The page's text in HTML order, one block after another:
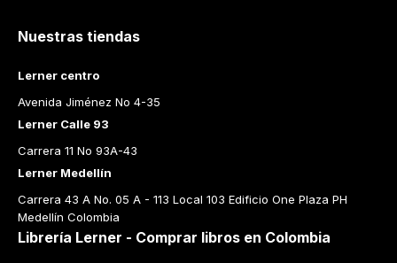
Nuestras tiendas
Lerner centro
Avenida Jiménez No 4-35
Lerner Calle 93
Carrera 11 No 93A-43
Lerner Medellín
Carrera 43 A No. 05 A - 113 Local 103 Edificio One Plaza PH
Medellín Colombia
Librería Lerner - Comprar libros en Colombia